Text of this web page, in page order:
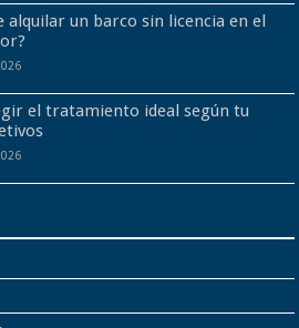
alquilar un barco sin licencia en el
el tratamiento ideal según tu